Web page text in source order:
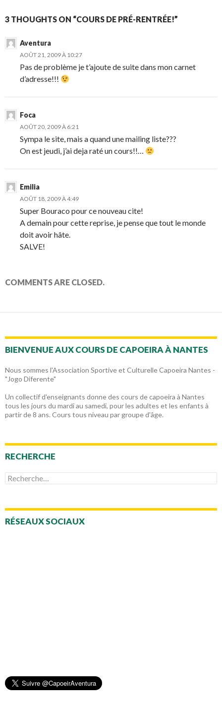
3 THOUGHTS ON “COURS DE PRÉ-RENTRÉE!”
Aventura
AOÛT 21, 2009 À 10:27
Pas de problème je t’ajoute de suite dans mon carnet
d’adresse!!!
Foca
AOÛT 20, 2009 À 6:21
Sympa le site, mais a quand une mailing liste???
On est jeudi, j’ai deja raté un cours!!…
Emilia
AOÛT 18, 2009 À 4:49
Super Bouraco pour ce nouveau cite!
A demain pour cette reprise, je pense que tout le monde
doit avoir hâte.
SALVE!
COMMENTS ARE CLOSED.
BIENVENUE AUX COURS DE CAPOEIRA À NANTES
Nous sommes l'Association Sportive et Culturelle Capoeira Nantes -
"Jogo Diferente"
Un collectif d'enseignants donne des cours de capoeira à Nantes
tous les jours du mardi au samedi, pour les adultes et les enfants à
partir de 8 ans. Cours tous niveau par groupe d'âge.
RECHERCHE
Rechercher :
RÉSEAUX SOCIAUX